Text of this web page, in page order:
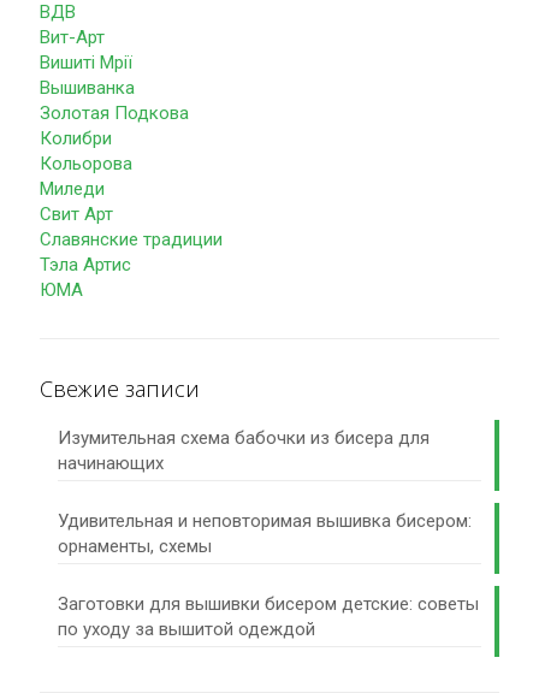
ВДВ
Вит-Арт
Вишиті Мрії
Вышиванка
Золотая Подкова
Колибри
Кольорова
Миледи
Свит Арт
Славянские традиции
Тэла Артис
ЮМА
Свежие записи
Изумительная схема бабочки из бисера для
начинающих
Удивительная и неповторимая вышивка бисером:
орнаменты, схемы
Заготовки для вышивки бисером детские: советы
по уходу за вышитой одеждой